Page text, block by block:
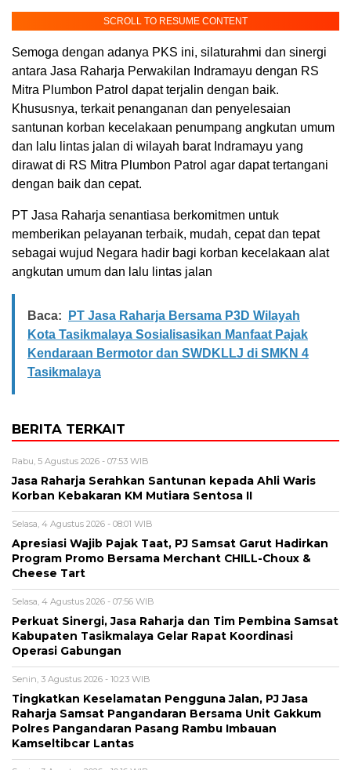
SCROLL TO RESUME CONTENT
Semoga dengan adanya PKS ini, silaturahmi dan sinergi
antara Jasa Raharja Perwakilan Indramayu dengan RS
Mitra Plumbon Patrol dapat terjalin dengan baik.
Khususnya, terkait penanganan dan penyelesaian
santunan korban kecelakaan penumpang angkutan umum
dan lalu lintas jalan di wilayah barat Indramayu yang
dirawat di RS Mitra Plumbon Patrol agar dapat tertangani
dengan baik dan cepat.
PT Jasa Raharja senantiasa berkomitmen untuk
memberikan pelayanan terbaik, mudah, cepat dan tepat
sebagai wujud Negara hadir bagi korban kecelakaan alat
angkutan umum dan lalu lintas jalan
Baca:
PT Jasa Raharja Bersama P3D Wilayah
Kota Tasikmalaya Sosialisasikan Manfaat Pajak
Kendaraan Bermotor dan SWDKLLJ di SMKN 4
Tasikmalaya
BERITA TERKAIT
Rabu, 5 Agustus 2026 - 07:53 WIB
Jasa Raharja Serahkan Santunan kepada Ahli Waris
Korban Kebakaran KM Mutiara Sentosa II
Selasa, 4 Agustus 2026 - 08:01 WIB
Apresiasi Wajib Pajak Taat, PJ Samsat Garut Hadirkan
Program Promo Bersama Merchant CHILL-Choux &
Cheese Tart
Selasa, 4 Agustus 2026 - 07:56 WIB
Perkuat Sinergi, Jasa Raharja dan Tim Pembina Samsat
Kabupaten Tasikmalaya Gelar Rapat Koordinasi
Operasi Gabungan
Senin, 3 Agustus 2026 - 10:23 WIB
Tingkatkan Keselamatan Pengguna Jalan, PJ Jasa
Raharja Samsat Pangandaran Bersama Unit Gakkum
Polres Pangandaran Pasang Rambu Imbauan
Kamseltibcar Lantas